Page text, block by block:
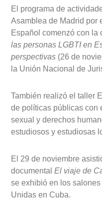
El programa de
Asamblea de Madrid por
Español comenzó con la
las personas LGBTI en
perspectivas (26 de
la Unión Nacional de
También realizó el taller
de políticas públicas con
sexual y derechos
estudiosos y estudiosas
El 29 de noviembre
documentalEl viaje de
se exhibió en los
Unidas en Cuba.